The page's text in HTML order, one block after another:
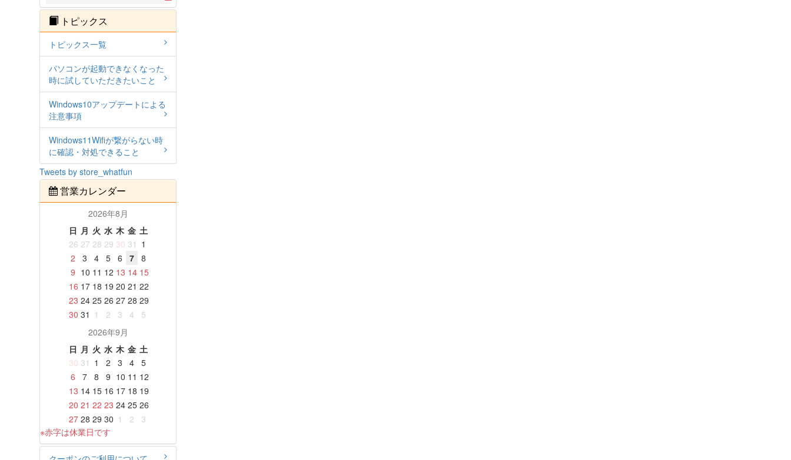
トピックス
トピックス一覧
パソコンが起動できなくなった
時に試していただきたいこと
Windows10アップデートによる
注意事項
Windows11Wifiが繋がらない時
に確認・対処できること
Tweets by store_whatfun
営業カレンダー
2026年8月
日 月 火 水 木 金 土
26 27 28 29 30 31 1
2
3 4 5 6 7
8
9 10 11 12 13 14 15
16 17 18 19 20 21 22
23 24 25 26 27 28 29
30 31 1 2 3 4
5
2026年9月
日 月 火 水 木 金 土
30 31 1 2 3 4
5
6
7 8 9 10 11 12
13 14 15 16 17 18 19
20 21 22 23 24 25 26
27 28 29 30 1 2
3
※赤字は休業日です